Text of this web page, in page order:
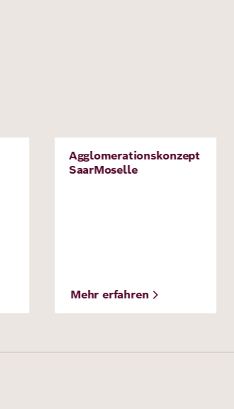
Projekt
Agglomerationskonzept
SaarMoselle
Mehr erfahren